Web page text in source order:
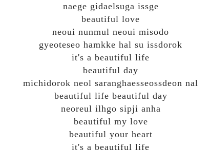
naege gidaelsuga issge
beautiful love
neoui nunmul neoui misodo
gyeoteseo hamkke hal su issdorok
it's a beautiful life
beautiful day
michidorok neol saranghaesseossdeon nal
beautiful life beautiful day
neoreul ilhgo sipji anha
beautiful my love
beautiful your heart
it's a beautiful life